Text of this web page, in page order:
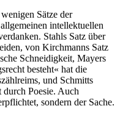
Sätze der
intellektuellen
Stahls Satz über
von Kirchmanns Satz
Schneidigkeit, Mayers
besteht« hat die
und Schmitts
Poesie. Auch
sondern der Sache.